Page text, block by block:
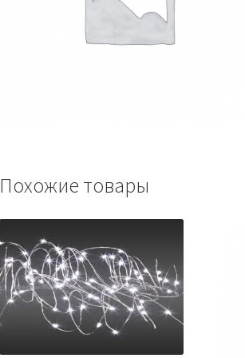
Похожие товары